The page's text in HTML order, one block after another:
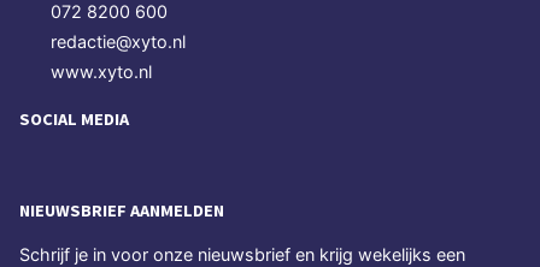
072 8200 600
redactie@xyto.nl
www.xyto.nl
SOCIAL MEDIA
NIEUWSBRIEF AANMELDEN
Schrijf je in voor onze nieuwsbrief en krijg wekelijks een